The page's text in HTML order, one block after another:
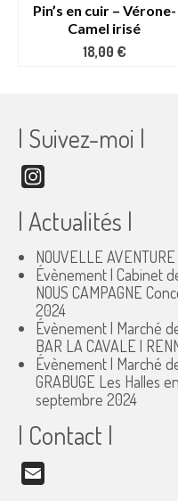
Pin’s en cuir – Vérone-
Camel irisé
18,00 €
| Suivez-moi |
| Actualités |
NOUVELLE
Évènement | Cabinet
NOUS CAMPAGNE
2024
Évènement | Marché
BAR LA CAVALE |
Évènement | Marché
GRABUGE Les Halles
septembre 2024
| Contact |